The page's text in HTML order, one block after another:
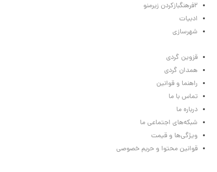
2فرهنگبازکردن زیرمنو
ادبیات
شهرسازی
قزوین گردی
همدان گردی
راهنما و قوانین
تماس با ما
درباره ما
شبکه‌های اجتماعی ما
ویژگی‌ها و قیمت
قوانین محتوا و حریم خصوصی